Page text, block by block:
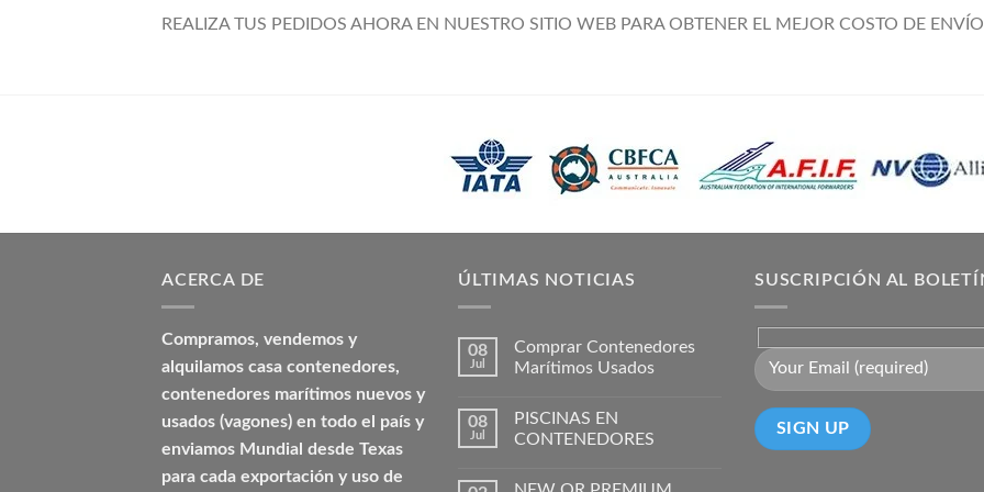
REALIZA TUS PEDIDOS AHORA EN NUESTRO SITIO WEB PARA OBTENER EL MEJOR COSTO DE ENVÍO
ACERCA DE
Compramos, vendemos y
alquilamos casa contenedores,
contenedores marítimos nuevos y
usados (vagones) en todo el país y
enviamos Mundial desde Texas
para cada exportación y uso de
ÚLTIMAS NOTICIAS
08
Jul
Comprar Contenedores
Marítimos Usados
08
Jul
PISCINAS EN
CONTENEDORES
SUSCRIPCIÓN AL